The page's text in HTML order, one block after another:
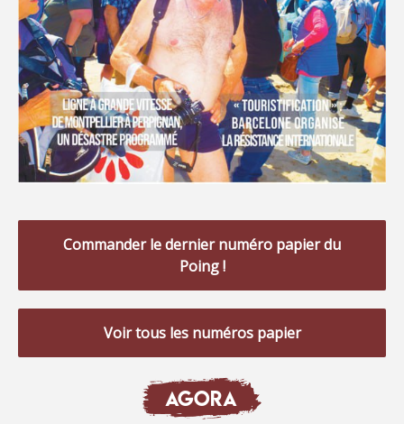
Commander le dernier numéro papier du
Poing !
Voir tous les numéros papier
AGORA